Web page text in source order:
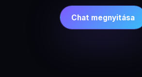
Chat megnyitása